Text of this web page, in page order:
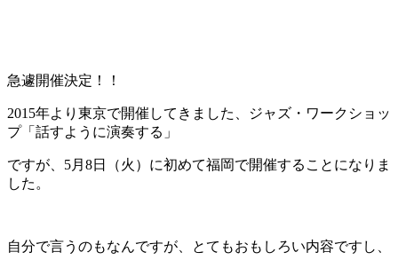
急遽開催決定！！
2015年より東京で開催してきました、ジャズ・ワークショッ
プ「話すように演奏する」
ですが、5月8日（火）に初めて福岡で開催することになりま
した。
自分で言うのもなんですが、とてもおもしろい内容ですし、